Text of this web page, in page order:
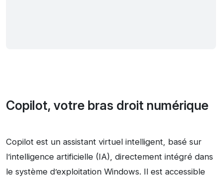
Copilot, votre bras droit numérique
Copilot est un assistant virtuel intelligent, basé sur
l’intelligence artificielle (IA), directement intégré dans
le système d’exploitation Windows. Il est accessible